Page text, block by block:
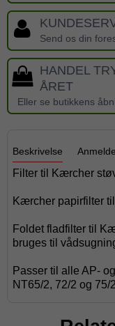
Send os din
HANDEL
ÅRET
Eller se butikkens
Beskrivelse
Filter til Kærcher
Kærcher papirfilter
Foldet fladfilter til
bruges til
Passer til alle AP-
NT65/2, 72/2 og 75/2